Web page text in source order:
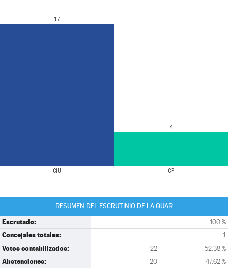
CiU CP
17
4
RESUMEN DEL ESCRUTINIO DE LA QUAR
Escrutado: 100 %
Concejales totales: 1
Votos contabilizados: 22 52,38 %
Abstenciones: 20 47,62 %